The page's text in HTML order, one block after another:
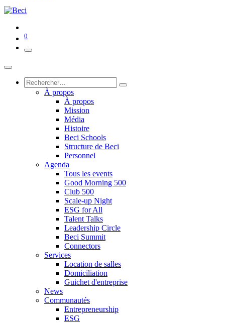
0
À propos
À propos
Mission
Média
Histoire
Beci Schools
Structure de Beci
Personnel
Agenda
Tous les events
Good Morning 500
Club 500
Scale-up Night
ESG for All
Talent Talks
Leadership Circle
Beci Summit
Connectors
Services
Location de salles
Domiciliation
Guichet d'entreprise
News
Communautés
Entrepreneurship
ESG